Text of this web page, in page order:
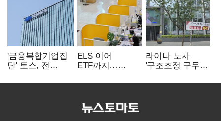
'금융복합기업집
단' 토스, 전
표준화
ELS 이어
ETF까지…
제동 걸린 은행
라이나 노사
'구조조정 구두